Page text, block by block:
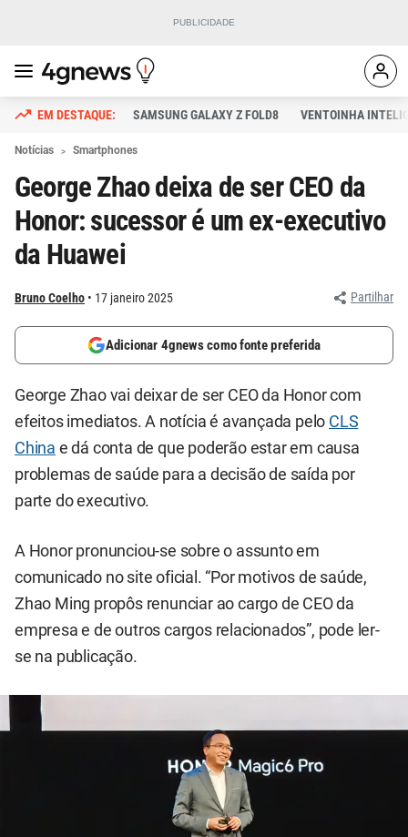
SAMSUNG GALAXY Z FOLD8 VENTOINHA
Notícias Smartphones
George Zhao deixa de ser CEO da
Honor: sucessor é um ex-executivo
da Huawei
Bruno Coelho 17 janeiro 2025 Partilhar
Adicionar 4gnews como fonte preferida
George Zhao vai deixar de ser CEO da Honor com
efeitos imediatos. A notícia é avançada pelo CLS
China e dá conta de que poderão estar em causa
problemas de saúde para a decisão de saída por
parte do executivo.
A Honor pronunciou-se sobre o assunto em
comunicado no site oficial. “Por motivos de saúde,
Zhao Ming propôs renunciar ao cargo de CEO da
empresa e de outros cargos relacionados”, pode ler-
se na publicação.